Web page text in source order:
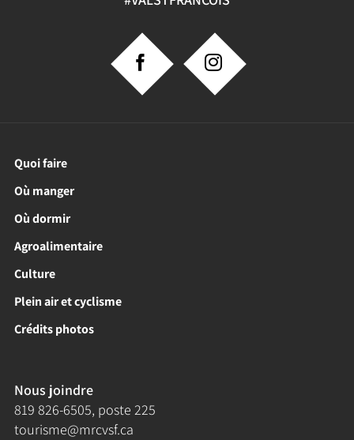
Quoi faire
Où manger
Où dormir
Agroalimentaire
Culture
Plein air et cyclisme
Crédits photos
Nous joindre
819 826-6505, poste 225
tourisme@mrcvsf.ca